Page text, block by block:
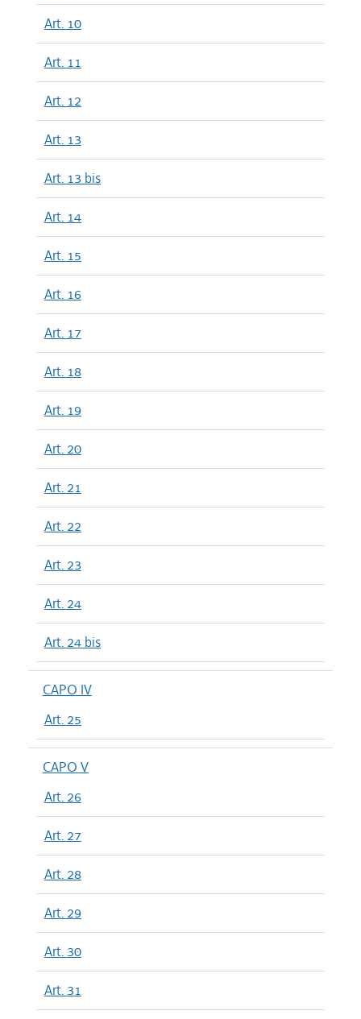
Art. 10
Art. 11
Art. 12
Art. 13
Art. 13 bis
Art. 14
Art. 15
Art. 16
Art. 17
Art. 18
Art. 19
Art. 20
Art. 21
Art. 22
Art. 23
Art. 24
Art. 24 bis
CAPO IV
Art. 25
CAPO V
Art. 26
Art. 27
Art. 28
Art. 29
Art. 30
Art. 31